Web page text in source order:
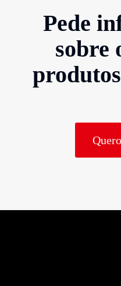
Pede
sobre